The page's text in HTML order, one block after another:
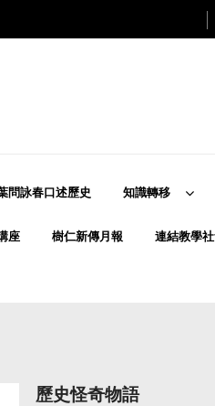
問詠春口述歷史 知識轉移
座 樹仁新傳月報 連結教學
歷史怪奇物語